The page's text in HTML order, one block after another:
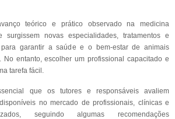
teórico e prático observado na medicina
surgissem novas especialidades, tratamentos e
para garantir a saúde e o bem-estar de animais
No entanto, escolher um profissional capacitado e
tarefa fácil.
que os tutores e responsáveis avaliem
no mercado de profissionais, clínicas e
seguindo algumas recomendações